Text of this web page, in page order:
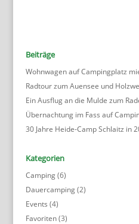
Beiträge
Wohnwagen auf Campingplatz
Radtour zum Auensee und
Ein Ausflug an die Mulde zum
Übernachtung im Fass auf
30 Jahre Heide-Camp Schlaitz in
Kategorien
Camping(6)
Dauercamping(2)
Events (4)
Favoriten(3)